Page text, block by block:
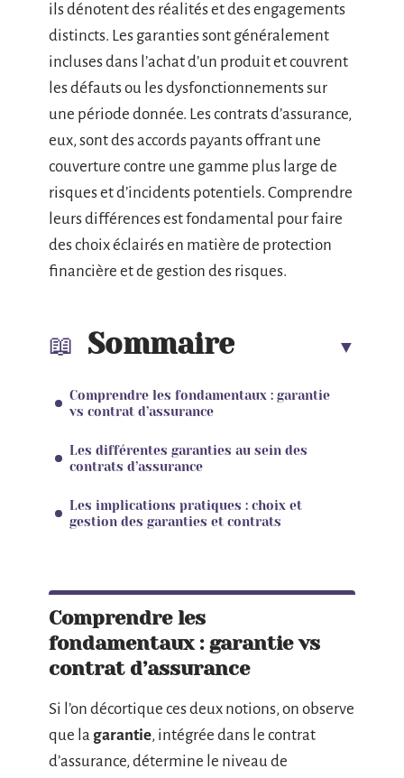
ils dénotent des réalités et des engagements
distincts. Les garanties sont généralement
incluses dans l’achat d’un produit et couvrent
les défauts ou les dysfonctionnements sur
une période donnée. Les contrats d’assurance,
eux, sont des accords payants offrant une
couverture contre une gamme plus large de
risques et d’incidents potentiels. Comprendre
leurs différences est fondamental pour faire
des choix éclairés en matière de protection
financière et de gestion des risques.
Sommaire
Comprendre les fondamentaux : garantie
vs contrat d’assurance
Les différentes garanties au sein des
contrats d’assurance
Les implications pratiques : choix et
gestion des garanties et contrats
Comprendre les
fondamentaux : garantie vs
contrat d’assurance
Si l’on décortique ces deux notions, on observe
que la garantie, intégrée dans le contrat
d’assurance, détermine le niveau de